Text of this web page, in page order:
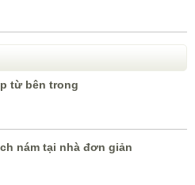
từ bên trong
nám tại nhà đơn giản